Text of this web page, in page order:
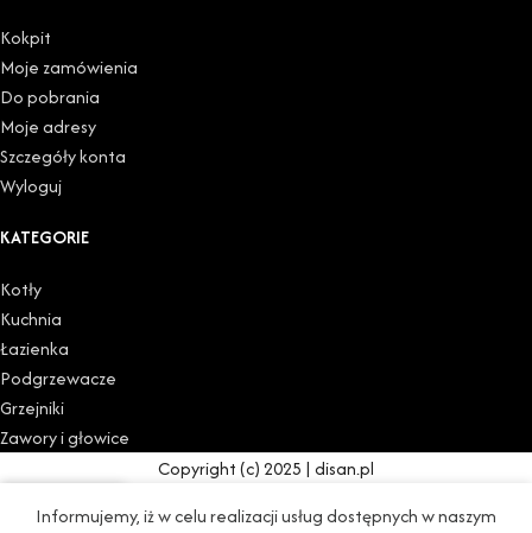
Kokpit
Moje zamówienia
Do pobrania
Moje adresy
Szczegóły konta
Wyloguj
KATEGORIE
Kotły
Kuchnia
Łazienka
Podgrzewacze
Grzejniki
Zawory i głowice
Copyright (c) 2025 | disan.pl
Informujemy, iż w celu realizacji usług dostępnych w naszym